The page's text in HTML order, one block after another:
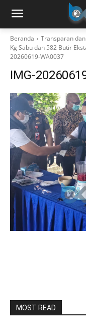
Beranda
Transparan
Kg Sabu dan 582 Butir
20260619-WA0037
IMG-
MOST READ